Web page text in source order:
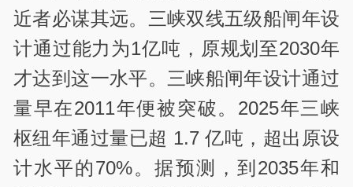
近者必谋其远。三峡双线五级船闸年设
计通过能力为1亿吨，原规划至2030年
才达到这一水平。三峡船闸年设计通过
量早在2011年便被突破。2025年三峡
枢纽年通过量已超 1.7 亿吨，超出原设
计水平的70%。据预测，到2035年和